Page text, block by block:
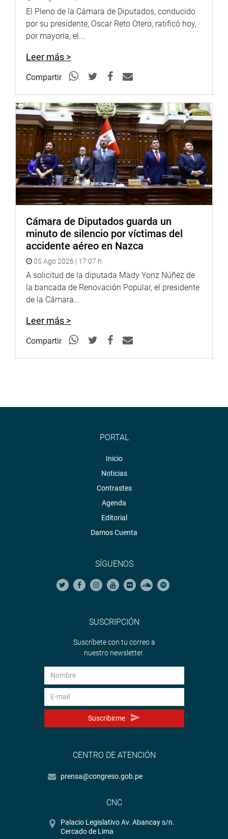
El Pleno de la Cámara de Diputados, conducido
por su presidente, Oscar Reto Otero, ratificó hoy,
por mayoría, el...
Leer más >
Compartir
Cámara de Diputados guarda un
minuto de silencio por víctimas del
accidente aéreo en Nazca
05 Ago 2026 | 17:07 h
A solicitud de la diputada Mady Yonz Núñez de
la bancada de Renovación Popular, el presidente
de la Cámara...
Leer más >
Compartir
PORTAL
Inicio
Noticias
Contrastes
Agenda
Editorial
Damos Cuenta
SÍGUENOS
SUSCRIPCIÓN
Suscríbete con tu correo a
nuestro newsletter.
Suscribirme
CENTRO DE ATENCIÓN
prensa@congreso.gob.pe
CNC
Palacio Legislativo Av. Abancay s/n.
Cercado de Lima